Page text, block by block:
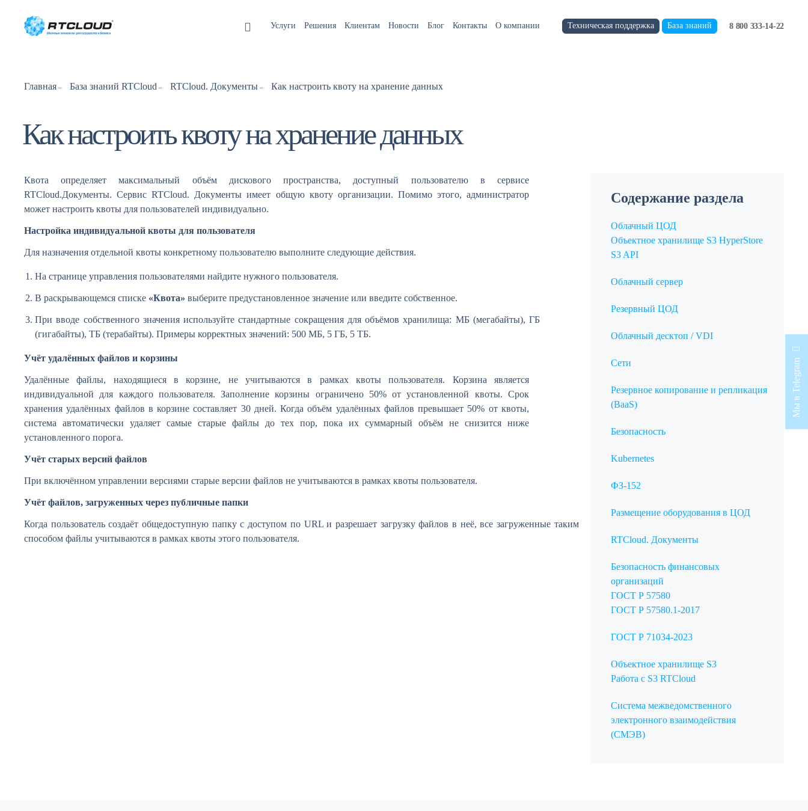
Мы в Telegram
Услуги Решения Клиентам Новости Блог Контакты О компании Техническая поддержка База знаний 8 800 333-14-22
Главная База знаний RTCloud RTCloud. Документы Как настроить квоту на хранение данных
Как настроить квоту на хранение данных
Квота определяет максимальный объём дискового пространства, доступный пользователю в сервисе
RTCloud.Документы. Сервис RTCloud. Документы имеет общую квоту организации. Помимо этого, администратор
может настроить квоты для пользователей индивидуально.
Настройка индивидуальной квоты для пользователя
Для назначения отдельной квоты конкретному пользователю выполните следующие действия.
На странице управления пользователями найдите нужного пользователя.
В раскрывающемся списке «Квота» выберите предустановленное значение или введите собственное.
При вводе собственного значения используйте стандартные сокращения для объёмов хранилища: МБ (мегабайты), ГБ
(гигабайты), ТБ (терабайты). Примеры корректных значений: 500 МБ, 5 ГБ, 5 ТБ.
Учёт удалённых файлов и корзины
Удалённые файлы, находящиеся в корзине, не учитываются в рамках квоты пользователя. Корзина является
индивидуальной для каждого пользователя. Заполнение корзины ограничено 50% от установленной квоты. Срок
хранения удалённых файлов в корзине составляет 30 дней. Когда объём удалённых файлов превышает 50% от квоты,
система автоматически удаляет самые старые файлы до тех пор, пока их суммарный объём не снизится ниже
установленного порога.
Учёт старых версий файлов
При включённом управлении версиями старые версии файлов не учитываются в рамках квоты пользователя.
Учёт файлов, загруженных через публичные папки
Когда пользователь создаёт общедоступную папку с доступом по URL и разрешает загрузку файлов в неё, все загруженные таким
способом файлы учитываются в рамках квоты этого пользователя.
Содержание раздела
Облачный ЦОД
Объектное хранилище S3 HyperStore
S3 API
Облачный сервер
Резервный ЦОД
Облачный десктоп / VDI
Сети
Резервное копирование и репликация
(BaaS)
Безопасность
Kubernetes
ФЗ-152
Размещение оборудования в ЦОД
RTCloud. Документы
Безопасность финансовых
организаций
ГОСТ Р 57580
ГОСТ Р 57580.1-2017
ГОСТ Р 71034-2023
Объектное хранилище S3
Работа с S3 RTCloud
Система межведомственного
электронного взаимодействия
(СМЭВ)